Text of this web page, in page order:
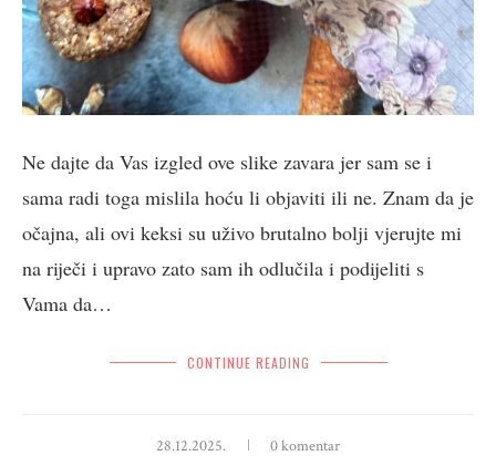
Ne dajte da Vas izgled ove slike zavara jer sam se i
sama radi toga mislila hoću li objaviti ili ne. Znam da je
očajna, ali ovi keksi su uživo brutalno bolji vjerujte mi
na riječi i upravo zato sam ih odlučila i podijeliti s
Vama da…
CONTINUE READING
28.12.2025. 0 komentar